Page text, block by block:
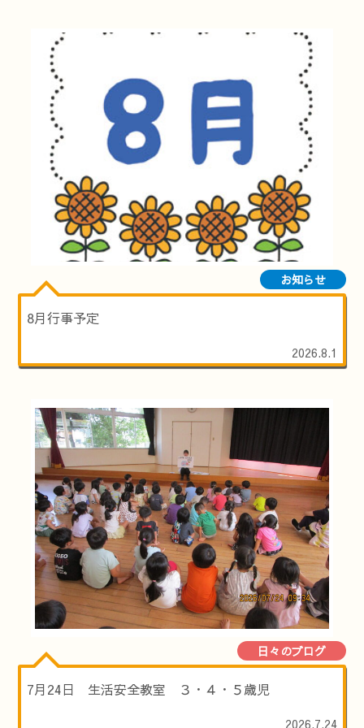
お知らせ
8月行事予定
2026.8.1
日々のブログ
7月24日 生活安全教室 ３・４・５歳児
2026.7.24